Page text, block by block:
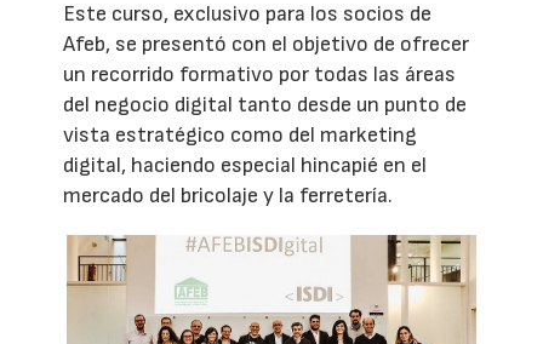
Este curso, exclusivo para los socios de
Afeb, se presentó con el objetivo de ofrecer
un recorrido formativo por todas las áreas
del negocio digital tanto desde un punto de
vista estratégico como del marketing
digital, haciendo especial hincapié en el
mercado del bricolaje y la ferretería.